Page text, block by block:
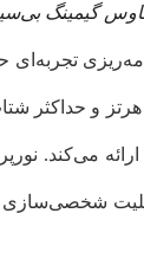
با طراحی مناسب برای هر دو دست، اتصال بی‌سیم و
شخصی‌سازی